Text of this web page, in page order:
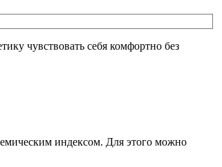
чувствовать себя комфортно без
индексом. Для этого можно